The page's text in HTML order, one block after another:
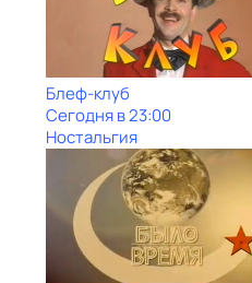
Блеф-клуб
Сегодня в 23:00
Ностальгия